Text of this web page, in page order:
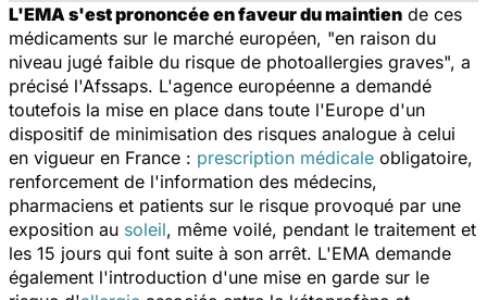
L'EMA s'est prononcée en faveur du maintien de ces
médicaments sur le marché européen, "en raison du
niveau jugé faible du risque de photoallergies graves", a
précisé l'Afssaps. L'agence européenne a demandé
toutefois la mise en place dans toute l'Europe d'un
dispositif de minimisation des risques analogue à celui
en vigueur en France : prescription médicale obligatoire,
renforcement de l'information des médecins,
pharmaciens et patients sur le risque provoqué par une
exposition au soleil, même voilé, pendant le traitement et
les 15 jours qui font suite à son arrêt. L'EMA demande
également l'introduction d'une mise en garde sur le